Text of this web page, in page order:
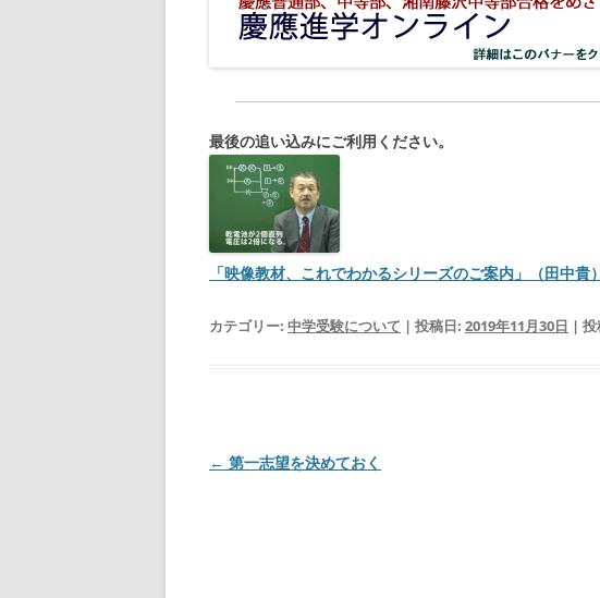
最後の追い込みにご利用ください。
「映像教材、これでわかるシリーズのご案内」（田中貴）
カテゴリー: 中学受験について | 投稿日: 2019年11月30日 | 投
投
← 第一志望を決めておく